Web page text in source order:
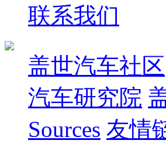
联系我们
盖世汽车社区
汽车研究院
Sources 友情